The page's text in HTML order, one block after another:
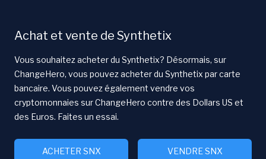
Achat et vente de Synthetix
Vous souhaitez acheter du Synthetix? Désormais, sur
ChangeHero, vous pouvez acheter du Synthetix par carte
bancaire. Vous pouvez également vendre vos
cryptomonnaies sur ChangeHero contre des Dollars US et
des Euros. Faites un essai.
ACHETER SNX VENDRE SNX